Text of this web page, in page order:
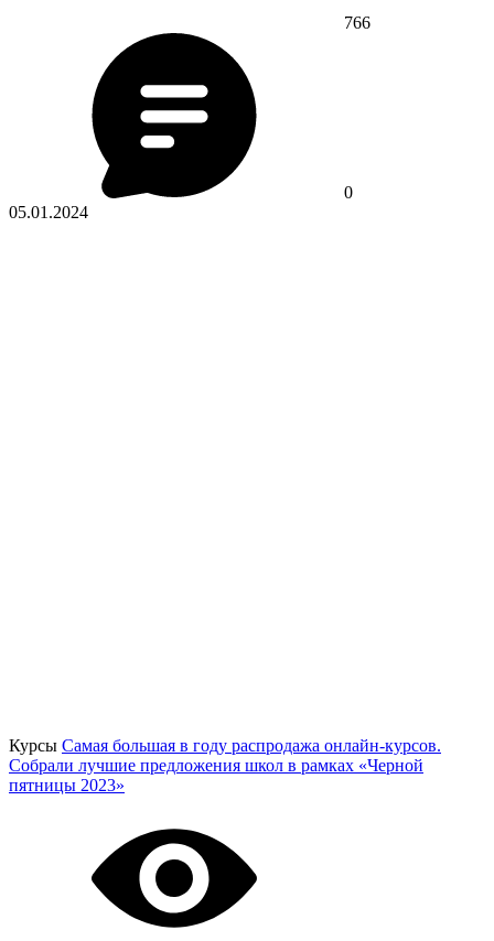
766
0
05.01.2024
Курсы Самая большая в году распродажа онлайн-курсов.
Собрали лучшие предложения школ в рамках «Черной
пятницы 2023»